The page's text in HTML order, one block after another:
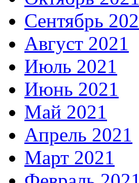
Сентябрь
Август 2021
Июль 2021
Июнь 2021
Май 2021
Апрель 2021
Март 2021